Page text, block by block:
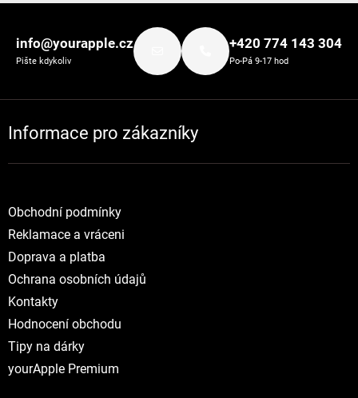
info@yourapple.cz
Pište kdykoliv
+420 774 143 304
Po-Pá 9-17 hod
Informace pro zákazníky
Obchodní podmínky
Reklamace a vráceni
Doprava a platba
Ochrana osobních údajů
Kontakty
Hodnocení obchodu
Tipy na dárky
yourApple Premium